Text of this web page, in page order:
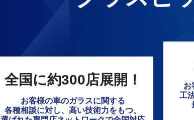
全国に約300店展開！
お客様の車のガラスに関する
各種相談に対し、高い技術力をもつ、
お
工